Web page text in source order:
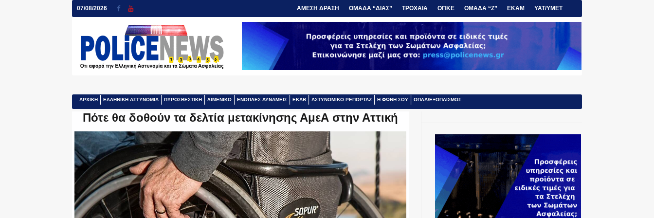
07/08/2026 ΑΜΕΣΗ ΔΡΑΣΗ ΟΜΑΔΑ “ΔΙΑΣ” ΤΡΟΧΑΙΑ ΟΠΚΕ ΟΜΑΔΑ “Ζ” ΕΚΑΜ ΥΑΤ/ΥΜΕΤ
ΑΡΧΙΚΗ ΕΛΛΗΝΙΚΗ ΑΣΤΥΝΟΜΙΑ ΠΥΡΟΣΒΕΣΤΙΚΗ ΛΙΜΕΝΙΚΟ ΕΝΟΠΛΕΣ ΔΥΝΑΜΕΙΣ ΕΚΑΒ ΑΣΤΥΝΟΜΙΚΟ ΡΕΠΟΡΤΑΖ Η ΦΩΝΗ ΣΟΥ ΟΠΛΑ/ΕΞΟΠΛΙΣΜΟΣ
Πότε θα δοθούν τα δελτία μετακίνησης ΑμεΑ στην Αττική